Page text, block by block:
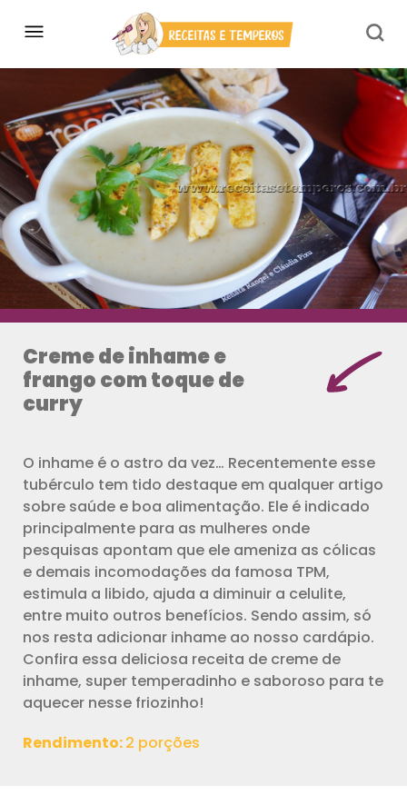
Creme de inhame e
frango com toque de
curry
O inhame é o astro da vez… Recentemente esse
tubérculo tem tido destaque em qualquer artigo
sobre saúde e boa alimentação. Ele é indicado
principalmente para as mulheres onde
pesquisas apontam que ele ameniza as cólicas
e demais incomodações da famosa TPM,
estimula a libido, ajuda a diminuir a celulite,
entre muito outros benefícios. Sendo assim, só
nos resta adicionar inhame ao nosso cardápio.
Confira essa deliciosa receita de creme de
inhame, super temperadinho e saboroso para te
aquecer nesse friozinho!
Rendimento:2 porções